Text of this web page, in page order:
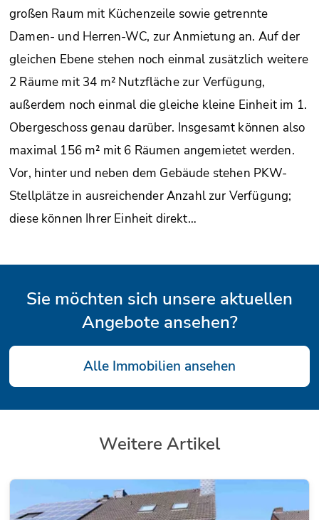
großen Raum mit Küchenzeile sowie getrennte
Damen- und Herren-WC, zur Anmietung an. Auf der
gleichen Ebene stehen noch einmal zusätzlich weitere
2 Räume mit 34 m² Nutzfläche zur Verfügung,
außerdem noch einmal die gleiche kleine Einheit im 1.
Obergeschoss genau darüber. Insgesamt können also
maximal 156 m² mit 6 Räumen angemietet werden.
Vor, hinter und neben dem Gebäude stehen PKW-
Stellplätze in ausreichender Anzahl zur Verfügung;
diese können Ihrer Einheit direkt…
Sie möchten sich unsere aktuellen
Angebote ansehen?
Alle Immobilien ansehen
Weitere Artikel